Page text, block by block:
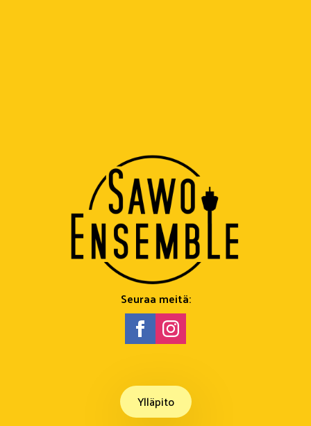
Seuraa meitä:
Ylläpito